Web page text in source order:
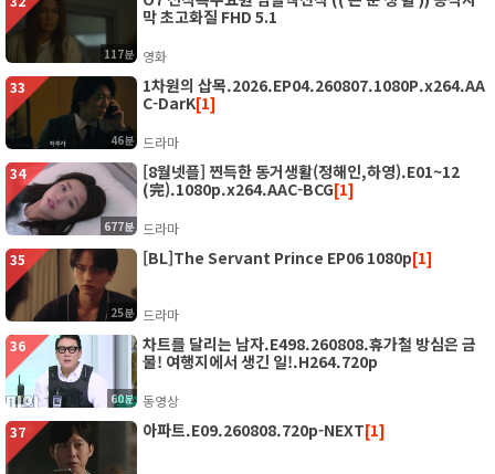
117분
막 초고화질 FHD 5.1
영화
46분
33
1차원의 삽목.2026.EP04.260807.1080P.x264.AA
C-DarK[1]
드라마
677분
34
[8월넷플] 찐득한 동거생활(정해인,하영).E01~12
(完).1080p.x264.AAC-BCG[1]
드라마
25분
35 [BL]The Servant Prince EP06 1080p[1]
드라마
60분
36
차트를 달리는 남자.E498.260808.휴가철 방심은 금
물! 여행지에서 생긴 일!.H264.720p
동영상
37 아파트.E09.260808.720p-NEXT[1]